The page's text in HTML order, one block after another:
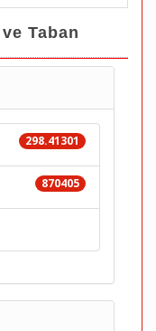
Taban
298.41301
870405